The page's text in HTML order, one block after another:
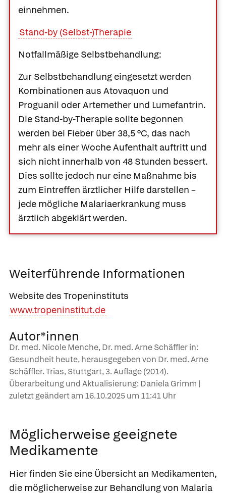
einnehmen.
Stand-by (Selbst-)Therapie
Notfallmäßige Selbstbehandlung:
Zur Selbstbehandlung eingesetzt werden
Kombinationen aus Atovaquon und
Proguanil oder Artemether und Lumefantrin.
Die Stand-by-Therapie sollte begonnen
werden bei Fieber über 38,5 °C, das nach
mehr als einer Woche Aufenthalt auftritt und
sich nicht innerhalb von 48 Stunden bessert.
Dies sollte jedoch nur eine Maßnahme bis
zum Eintreffen ärztlicher Hilfe darstellen –
jede mögliche Malariaerkrankung muss
ärztlich abgeklärt werden.
Weiterführende Informationen
Website des Tropeninstituts
www.tropeninstitut.de
Autor*innen
Dr. med. Nicole Menche, Dr. med. Arne Schäffler in:
Gesundheit heute, herausgegeben von Dr. med. Arne
Schäffler. Trias, Stuttgart, 3. Auflage (2014).
Überarbeitung und Aktualisierung: Daniela Grimm |
zuletzt geändert am 16.10.2025um 11:41 Uhr
Möglicherweise geeignete
Medikamente
Hier finden Sie eine Übersicht an Medikamenten,
die möglicherweise zur Behandlung von Malaria